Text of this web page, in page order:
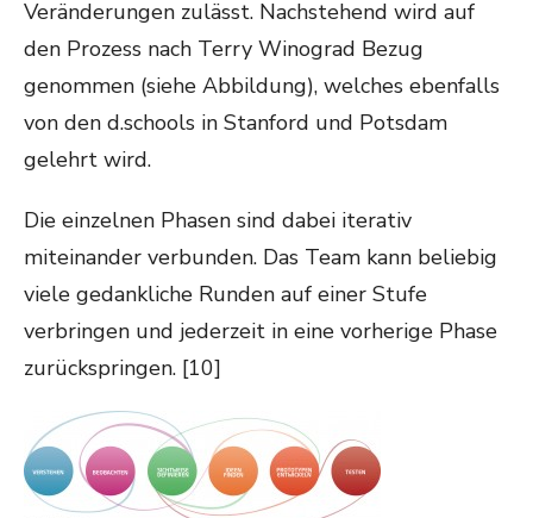
Veränderungen zulässt. Nachstehend wird auf
den Prozess nach Terry Winograd Bezug
genommen (siehe Abbildung), welches ebenfalls
von den d.schools in Stanford und Potsdam
gelehrt wird.
Die einzelnen Phasen sind dabei iterativ
miteinander verbunden. Das Team kann beliebig
viele gedankliche Runden auf einer Stufe
verbringen und jederzeit in eine vorherige Phase
zurückspringen. [10]